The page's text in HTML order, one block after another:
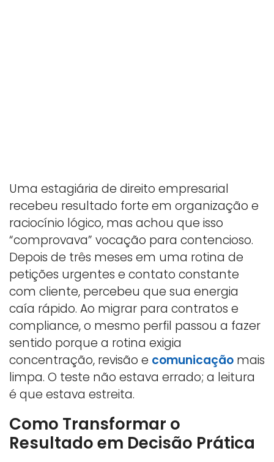
Uma estagiária de direito empresarial
recebeu resultado forte em organização e
raciocínio lógico, mas achou que isso
“comprovava” vocação para contencioso.
Depois de três meses em uma rotina de
petições urgentes e contato constante
com cliente, percebeu que sua energia
caía rápido. Ao migrar para contratos e
compliance, o mesmo perfil passou a fazer
sentido porque a rotina exigia
concentração, revisão e comunicação mais
limpa. O teste não estava errado; a leitura
é que estava estreita.
Como Transformar o
Resultado em Decisão Prática